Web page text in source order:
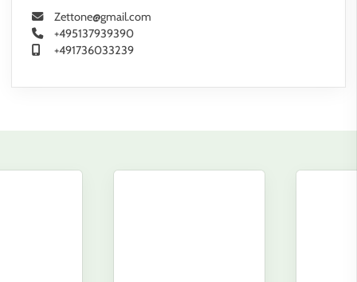
Zettone@gmail.com
+495137939390
+491736033239